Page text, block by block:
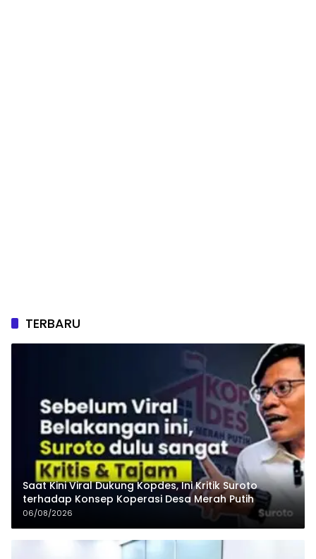
TERBARU
Saat Kini Viral Dukung Kopdes, Ini Kritik Suroto
terhadap Konsep Koperasi Desa Merah Putih
06/08/2026